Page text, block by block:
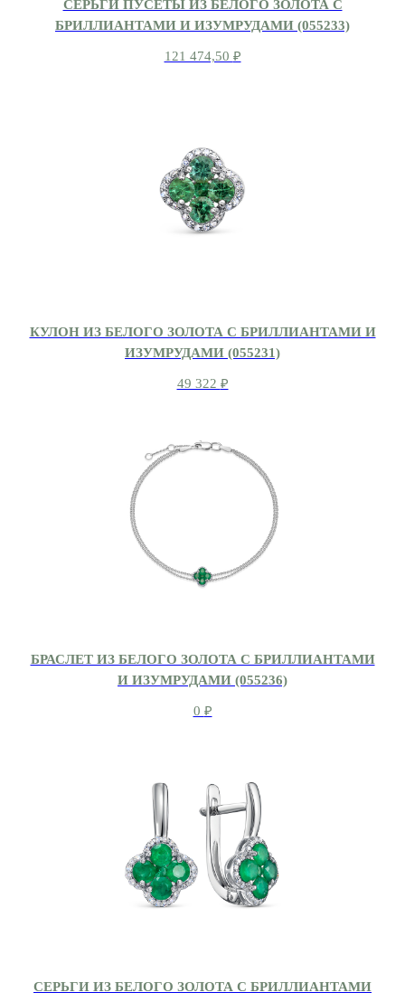
СЕРЬГИ ПУСЕТЫ ИЗ БЕЛОГО ЗОЛОТА С
БРИЛЛИАНТАМИ И ИЗУМРУДАМИ (055233)
121 474,50 ₽
КУЛОН ИЗ БЕЛОГО ЗОЛОТА С БРИЛЛИАНТАМИ И
ИЗУМРУДАМИ (055231)
49 322 ₽
БРАСЛЕТ ИЗ БЕЛОГО ЗОЛОТА С БРИЛЛИАНТАМИ
И ИЗУМРУДАМИ (055236)
0 ₽
СЕРЬГИ ИЗ БЕЛОГО ЗОЛОТА С БРИЛЛИАНТАМИ